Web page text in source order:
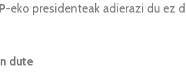
-eko presidenteak adierazi du ez
dute